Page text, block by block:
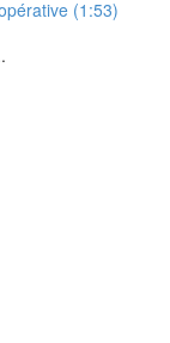
(1:53)